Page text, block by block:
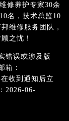
修养护专家30余
名，技术总监10
维修服务团队，
之忧！
错误或涉及版
箱：
收到通知后立
2026-06-